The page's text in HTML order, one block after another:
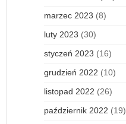
marzec 2023 (8)
luty 2023 (30)
styczeń 2023 (16)
grudzień 2022 (10)
listopad 2022 (26)
październik 2022 (19)